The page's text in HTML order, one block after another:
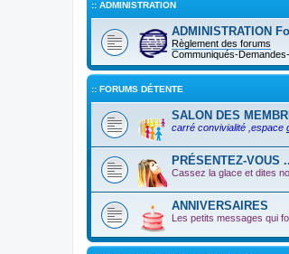
:: ADMINISTRATION
ADMINISTRATION
Règlement des forums
Communiqués-
:: FORUMS DÉTENTE
SALON DES
carré convivialité ,espace
PRÉSENTEZ-VOUS
Cassez la glace et dites
ANNIVERSAIRES
Les petits messages qui